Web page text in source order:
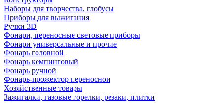
Наборы для творчества, глобусы
Приборы для выжигания
Ручки 3D
Фонари, переносные световые приборы
Фонари универсальные и прочие
Фонарь головной
Фонарь кемпинговый
Фонарь ручной
Фонарь-прожектор переносной
Хозяйственные товары
Зажигалки, газовые горелки, резаки, плитки